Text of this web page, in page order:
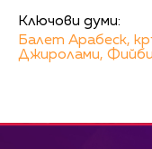
Ключови думи:
Балет Арабеск,
Джиролами,